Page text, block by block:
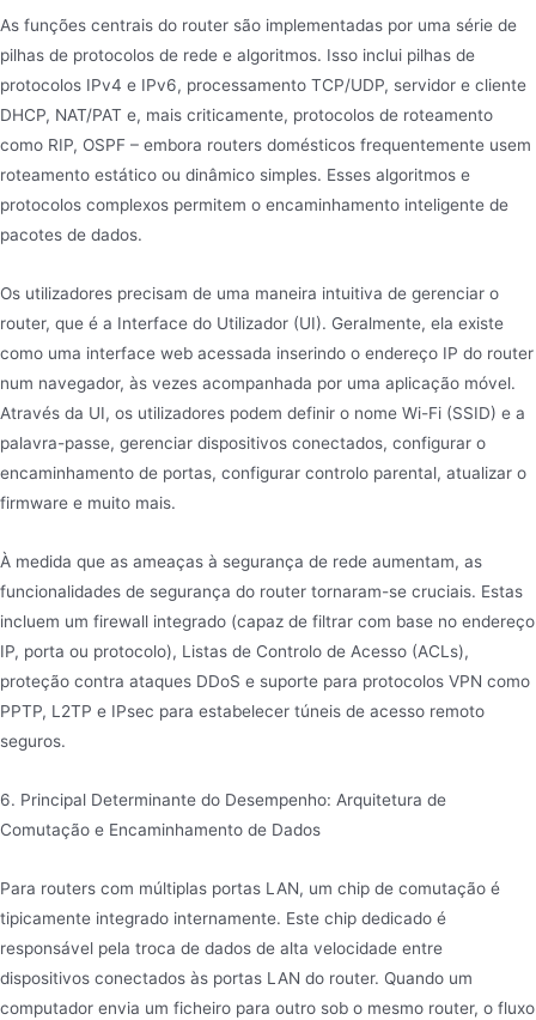
As funções centrais do router são implementadas por uma série de
pilhas de protocolos de rede e algoritmos. Isso inclui pilhas de
protocolos IPv4 e IPv6, processamento TCP/UDP, servidor e cliente
DHCP, NAT/PAT e, mais criticamente, protocolos de roteamento
como RIP, OSPF – embora routers domésticos frequentemente usem
roteamento estático ou dinâmico simples. Esses algoritmos e
protocolos complexos permitem o encaminhamento inteligente de
pacotes de dados.
Os utilizadores precisam de uma maneira intuitiva de gerenciar o
router, que é a Interface do Utilizador (UI). Geralmente, ela existe
como uma interface web acessada inserindo o endereço IP do router
num navegador, às vezes acompanhada por uma aplicação móvel.
Através da UI, os utilizadores podem definir o nome Wi-Fi (SSID) e a
palavra-passe, gerenciar dispositivos conectados, configurar o
encaminhamento de portas, configurar controlo parental, atualizar o
firmware e muito mais.
À medida que as ameaças à segurança de rede aumentam, as
funcionalidades de segurança do router tornaram-se cruciais. Estas
incluem um firewall integrado (capaz de filtrar com base no endereço
IP, porta ou protocolo), Listas de Controlo de Acesso (ACLs),
proteção contra ataques DDoS e suporte para protocolos VPN como
PPTP, L2TP e IPsec para estabelecer túneis de acesso remoto
seguros.
6. Principal Determinante do Desempenho: Arquitetura de
Comutação e Encaminhamento de Dados
Para routers com múltiplas portas LAN, um chip de comutação é
tipicamente integrado internamente. Este chip dedicado é
responsável pela troca de dados de alta velocidade entre
dispositivos conectados às portas LAN do router. Quando um
computador envia um ficheiro para outro sob o mesmo router, o fluxo